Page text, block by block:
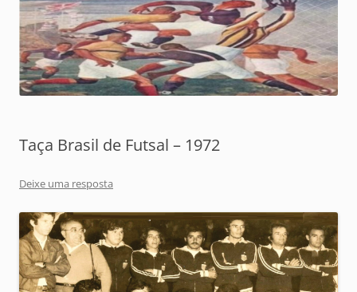
Taça Brasil de Futsal – 1972
Deixe uma resposta